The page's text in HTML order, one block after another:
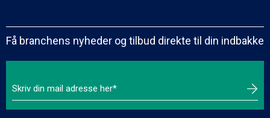
Få branchens nyheder og tilbud direkte til din indbakke